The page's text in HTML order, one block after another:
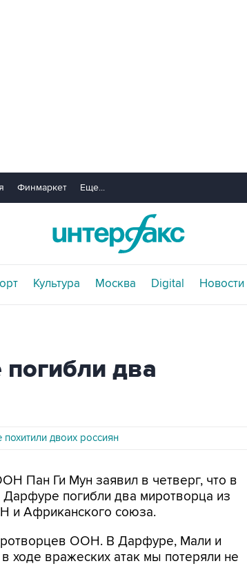
Финмаркет Еще...
Культура Москва Digital Новости
два
двоих россиян
Пан Ги Мун заявил в четверг, что в
Дарфуре погибли два миротворца из
и Африканского союза.
ООН. В Дарфуре, Мали и
ходе вражеских атак мы потеряли не